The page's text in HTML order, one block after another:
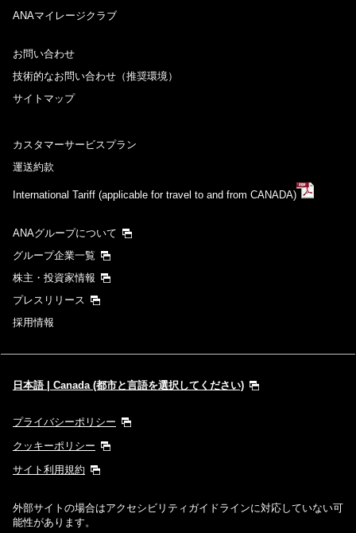
ANAマイレージクラブ
お問い合わせ
技術的なお問い合わせ（推奨環境）
サイトマップ
カスタマーサービスプラン
運送約款
International Tariff (applicable for travel to and from CANADA)
ANAグループについて
グループ企業一覧
株主・投資家情報
プレスリリース
採用情報
日本語 | Canada (都市と言語を選択してください)
プライバシーポリシー
クッキーポリシー
サイト利用規約
外部サイトの場合はアクセシビリティガイドラインに対応していない可
能性があります。